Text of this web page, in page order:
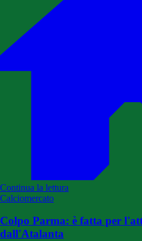
Continua la lettura
Calciomercato
Colpo Parma: è fatta per
dall'Atalanta